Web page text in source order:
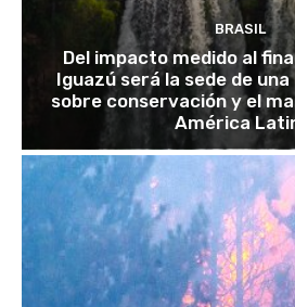
BRASIL
Del impacto medido al
Iguazú será la sede de
sobre conservación y el
América